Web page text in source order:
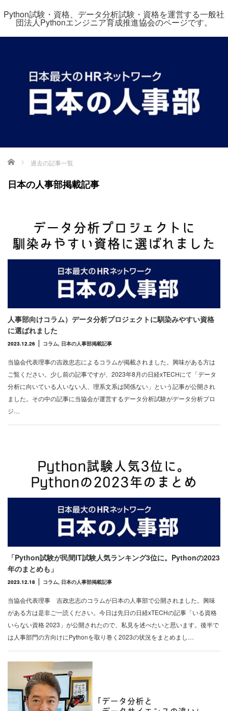
Python試験・資格、データ分析試験・資格を運営する一般社
団法人Pythonエンジニア育成推進協会のページです。
ホーム 過去の記事一覧
日本の人事部掲載記事
人事部向けコラム）データ分析プロジェクトに馴染みやすい資格
に選ばれました
2023.12.26 コラム, 日本の人事部掲載記事
当協会代表理事の吉政忠志によるコラムが掲載されました。興味がある方は
ご覧ください。少し前の記事ですが、2023年8月の日経xTECHにて「データ
分析に向いている人いない人、理系文系は関係ない」という記事が公開され
ました。その中の記事に当協会が運営するデータ分析試験がデータ分析プロ
ジ…
「Python試験が民間IT試験人気ランキング3位に。Pythonの2023
年のまとめも」
2023.12.18 コラム, 日本の人事部掲載記事
当協会代表理事 吉政忠志のコラムが日本の人事部で公開されました。興味
がある方は是非ご一読ください。今日は先日の日経xTECHの記事「いる資格
いらない資格 2023」が公開されたので、私見を述べたいと思います。後半で
は人事部門の方向けにPythonを取り巻く2023の状況をまとめまし…